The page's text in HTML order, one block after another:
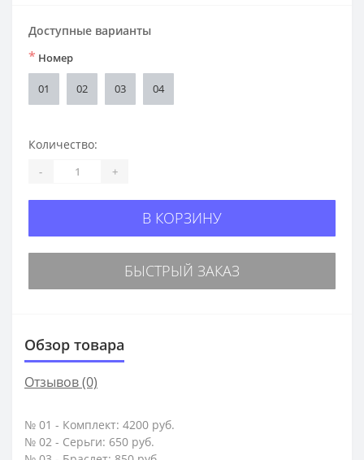
Доступные варианты
* Номер
01 02 03 04
Количество:
- +
В КОРЗИНУ
БЫСТРЫЙ ЗАКАЗ
Обзор товара
Отзывов (0)
№ 01 - Комплект: 4200 руб.
№ 02 - Серьги: 650 руб.